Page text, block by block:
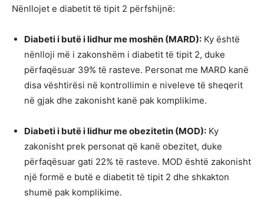
Nënllojet e diabetit të tipit 2 përfshijnë:
Diabeti i butë i lidhur me moshën (MARD): Ky është
nënlloji më i zakonshëm i diabetit të tipit 2, duke
përfaqësuar 39% të rasteve. Personat me MARD kanë
disa vështirësi në kontrollimin e niveleve të sheqerit
në gjak dhe zakonisht kanë pak komplikime.
Diabeti i butë i lidhur me obezitetin (MOD): Ky
zakonisht prek personat që kanë obezitet, duke
përfaqësuar gati 22% të rasteve. MOD është zakonisht
një formë e butë e diabetit të tipit 2 dhe shkakton
shumë pak komplikime.